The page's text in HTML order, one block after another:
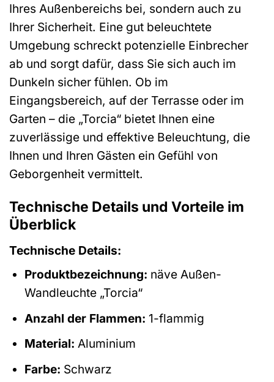
Ihres Außenbereichs bei, sondern auch zu
Ihrer Sicherheit. Eine gut beleuchtete
Umgebung schreckt potenzielle Einbrecher
ab und sorgt dafür, dass Sie sich auch im
Dunkeln sicher fühlen. Ob im
Eingangsbereich, auf der Terrasse oder im
Garten – die „Torcia“ bietet Ihnen eine
zuverlässige und effektive Beleuchtung, die
Ihnen und Ihren Gästen ein Gefühl von
Geborgenheit vermittelt.
Technische Details und Vorteile im
Überblick
Technische Details:
Produktbezeichnung: näve Außen-
Wandleuchte „Torcia“
Anzahl der Flammen: 1-flammig
Material: Aluminium
Farbe: Schwarz